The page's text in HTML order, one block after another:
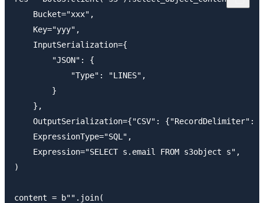
    Bucket="xxx",
    Key="yyy",
    InputSerialization={
        "JSON": {
            "Type": "LINES",
        }
    },
OutputSerialization={"CSV": {"RecordDelimiter":
    ExpressionType="SQL",
    Expression="SELECT s.email FROM s3object s",
)
content = b"".join(